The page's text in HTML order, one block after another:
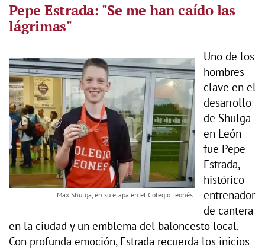
Pepe Estrada: "Se me han caído las
lágrimas"
Max Shulga, en su etapa en el Colegio Leonés.
Uno de los
hombres
clave en el
desarrollo
de Shulga
en León
fue Pepe
Estrada,
histórico
entrenador
de cantera
en la ciudad y un emblema del baloncesto local.
Con profunda emoción, Estrada recuerda los inicios